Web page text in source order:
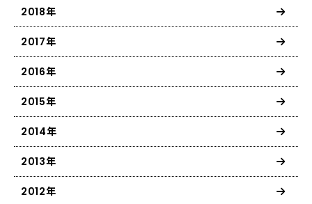
2018年
2017年
2016年
2015年
2014年
2013年
2012年